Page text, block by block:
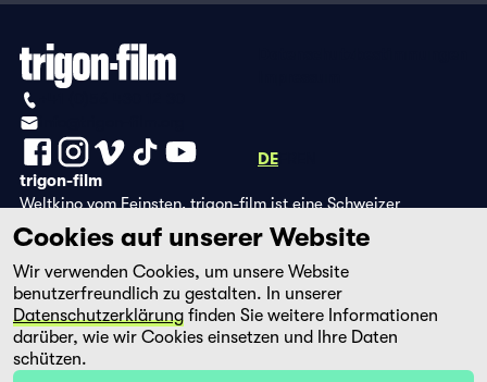
DE
trigon-film
Weltkino vom Feinsten. trigon-film ist eine Schweizer
Filmstiftung, die seit 1988 sorgfältig ausgewählte Filme aus
Lateinamerika, Asien, Afrika und dem östlichen Europa im
Kino herausbringt und eine eigene DVD-Edition sowie die
Streaming-Plattform filmingo betreibt.
Cookies auf unserer Website
Wir verwenden Cookies, um unsere Website
benutzerfreundlich zu gestalten. In unserer
Datenschutzerklärung finden Sie weitere Informationen
darüber, wie wir Cookies einsetzen und Ihre Daten
schützen.